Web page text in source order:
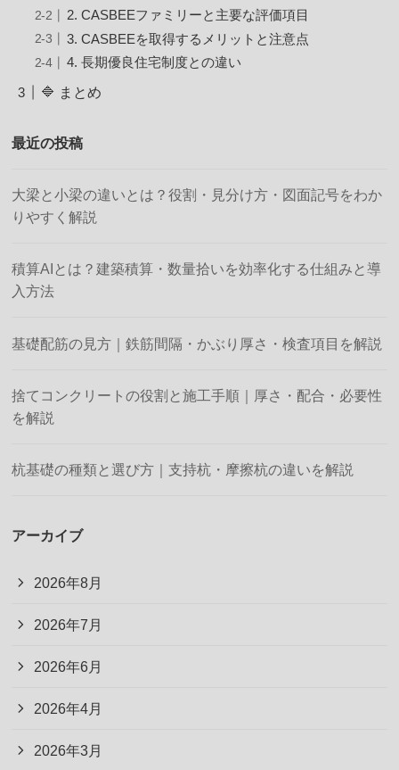
2. CASBEEファミリーと主要な評価項目
3. CASBEEを取得するメリットと注意点
4. 長期優良住宅制度との違い
🔷 まとめ
最近の投稿
大梁と小梁の違いとは？役割・見分け方・図面記号をわか
りやすく解説
積算AIとは？建築積算・数量拾いを効率化する仕組みと導
入方法
基礎配筋の見方｜鉄筋間隔・かぶり厚さ・検査項目を解説
捨てコンクリートの役割と施工手順｜厚さ・配合・必要性
を解説
杭基礎の種類と選び方｜支持杭・摩擦杭の違いを解説
アーカイブ
2026年8月
2026年7月
2026年6月
2026年4月
2026年3月